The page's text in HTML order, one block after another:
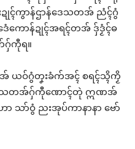
ၚ်ကွာန်ဌာန်ဒေသတအ် ညံၚ်ဂွံ
ကောန်ဍုၚ်အရၚ်တအ် ဒှ်ဒၟံၚ်ဓ
ဂှ်ကီုရ။
ယဝ်ဂွံတၞးခံက်အၚ် စရၚ်သ္ၚိကၟိ
ဒေသတအ်ဂှ်ကီုဏောၚ်တုဲ ဣဏအ်
သာ်ဝွံ ညးအုပ်ကာနာနာ ဗော်